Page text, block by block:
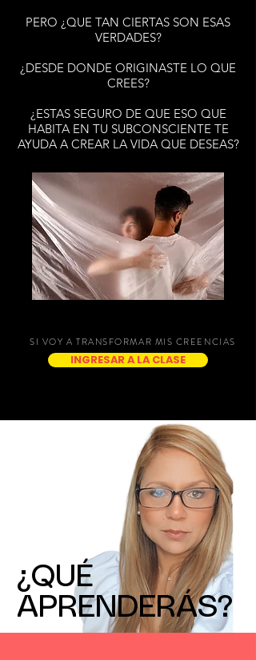
PERO ¿QUE TAN CIERTAS SON ESAS
VERDADES?
¿DESDE DONDE ORIGINASTE LO QUE
CREES?
¿ESTAS SEGURO DE QUE ESO QUE
HABITA EN TU SUBCONSCIENTE TE
AYUDA A CREAR LA VIDA QUE DESEAS?
SI VOY A TRANSFORMAR MIS CREENCIAS
INGRESAR A LA CLASE
¿QUÉ
APRENDERÁS?